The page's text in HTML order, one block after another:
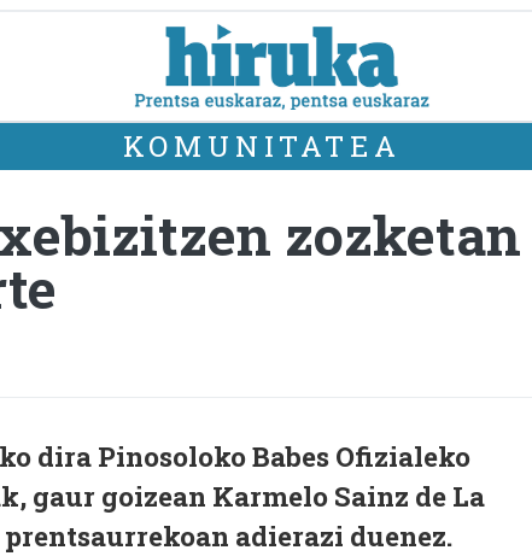
KOMUNITATEA
dira Pinosoloko Babes Ofizialeko
gaur goizean Karmelo Sainz de La
adierazi duenez.